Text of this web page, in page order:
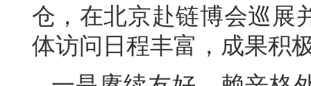
仓，在北京赴链博会巡展
体访问日程丰富，成果积